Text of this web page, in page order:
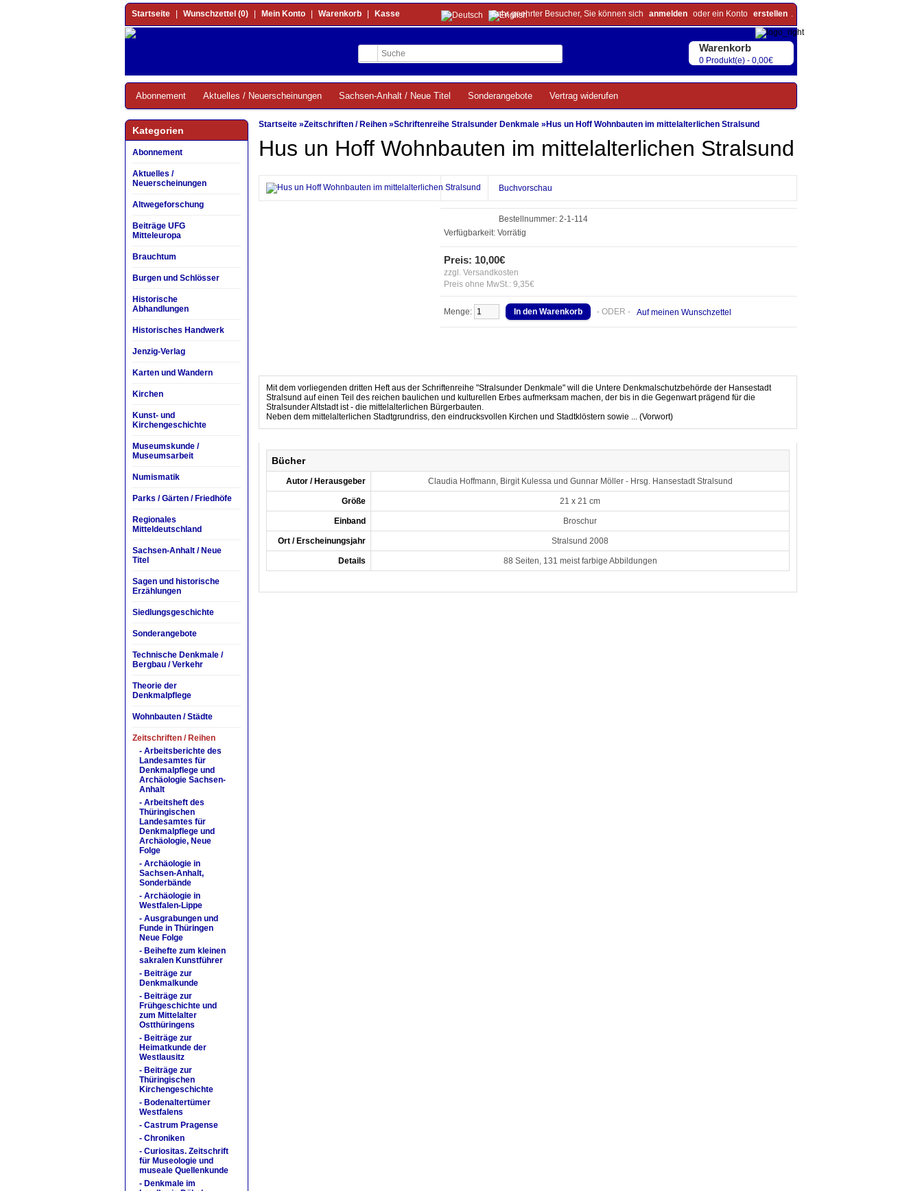
Startseite Wunschzettel (0) Mein Konto Warenkorb Kasse Sehr geehrter Besucher, Sie können sich anmelden oder ein Konto erstellen .
Warenkorb
0 Produkt(e) - 0,00€
Abonnement Aktuelles / Neuerscheinungen Sachsen-Anhalt / Neue Titel Sonderangebote Vertrag widerufen
Kategorien
Abonnement
Aktuelles /
Neuerscheinungen
Altwegeforschung
Beiträge UFG
Mitteleuropa
Brauchtum
Burgen und Schlösser
Historische
Abhandlungen
Historisches Handwerk
Jenzig-Verlag
Karten und Wandern
Kirchen
Kunst- und
Kirchengeschichte
Museumskunde /
Museumsarbeit
Numismatik
Parks / Gärten / Friedhöfe
Regionales
Mitteldeutschland
Sachsen-Anhalt / Neue
Titel
Sagen und historische
Erzählungen
Siedlungsgeschichte
Sonderangebote
Technische Denkmale /
Bergbau / Verkehr
Theorie der
Denkmalpflege
Wohnbauten / Städte
Zeitschriften / Reihen
- Arbeitsberichte des
Landesamtes für
Denkmalpflege und
Archäologie Sachsen-
Anhalt
- Arbeitsheft des
Thüringischen
Landesamtes für
Denkmalpflege und
Archäologie, Neue
Folge
- Archäologie in
Sachsen-Anhalt,
Sonderbände
- Archäologie in
Westfalen-Lippe
- Ausgrabungen und
Funde in Thüringen
Neue Folge
- Beihefte zum kleinen
sakralen Kunstführer
- Beiträge zur
Denkmalkunde
- Beiträge zur
Frühgeschichte und
zum Mittelalter
Ostthüringens
- Beiträge zur
Heimatkunde der
Westlausitz
- Beiträge zur
Thüringischen
Kirchengeschichte
- Bodenaltertümer
Westfalens
- Castrum Pragense
- Chroniken
- Curiositas. Zeitschrift
für Museologie und
museale Quellenkunde
- Denkmale im
Startseite »Zeitschriften / Reihen »Schriftenreihe Stralsunder Denkmale » Hus un Hoff Wohnbauten im mittelalterlichen Stralsund
Hus un Hoff Wohnbauten im mittelalterlichen Stralsund
Buchvorschau
Bestellnummer: 2-1-114
Verfügbarkeit: Vorrätig
Preis: 10,00€
zzgl. Versandkosten
Preis ohne MwSt.: 9,35€
Menge: - ODER - Auf meinen Wunschzettel
Mit dem vorliegenden dritten Heft aus der Schriftenreihe "Stralsunder Denkmale" will die Untere Denkmalschutzbehörde der Hansestadt
Stralsund auf einen Teil des reichen baulichen und kulturellen Erbes aufmerksam machen, der bis in die Gegenwart prägend für die
Stralsunder Altstadt ist - die mittelalterlichen Bürgerbauten.
Neben dem mittelalterlichen Stadtgrundriss, den eindrucksvollen Kirchen und Stadtklöstern sowie ... (Vorwort)
Bücher
Autor / Herausgeber Claudia Hoffmann, Birgit Kulessa und Gunnar Möller - Hrsg. Hansestadt Stralsund
Größe 21 x 21 cm
Einband Broschur
Ort / Erscheinungsjahr Stralsund 2008
Details 88 Seiten, 131 meist farbige Abbildungen